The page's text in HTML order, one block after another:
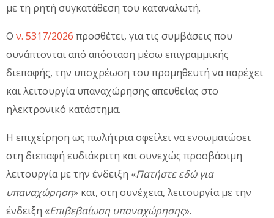
με τη ρητή συγκατάθεση του καταναλωτή.
Ο ν. 5317/2026 προσθέτει, για τις συμβάσεις που
συνάπτονται από απόσταση μέσω επιγραμμικής
διεπαφής, την υποχρέωση του προμηθευτή να παρέχει
και λειτουργία υπαναχώρησης απευθείας στο
ηλεκτρονικό κατάστημα.
Η επιχείρηση ως πωλήτρια οφείλει να ενσωματώσει
στη διεπαφή ευδιάκριτη και συνεχώς προσβάσιμη
λειτουργία με την ένδειξη «Πατήστε εδώ για
υπαναχώρηση» και, στη συνέχεια, λειτουργία με την
ένδειξη «Επιβεβαίωση υπαναχώρησης».